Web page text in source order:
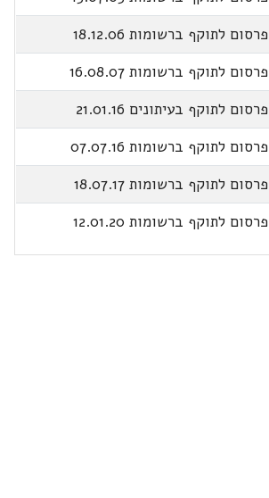
פרסום לתוקף ברשומות 18.12.06
פרסום לתוקף ברשומות 16.08.07
פרסום לתוקף בעיתונים 21.01.16
פרסום לתוקף ברשומות 07.07.16
פרסום לתוקף ברשומות 18.07.17
פרסום לתוקף ברשומות 12.01.20